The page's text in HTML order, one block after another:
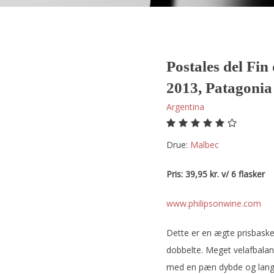
Postales del
2013, Patagonia
Argentina
Drue: malbec
Pris: 39,95 kr. v/ 6 flasker
www.philipsonwine.com
Dette er en ægte
dobbelte. Meget
med en pæn dybde og